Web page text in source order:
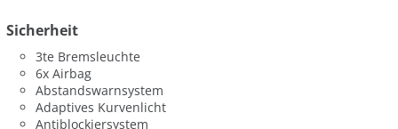
Sicherheit
3te Bremsleuchte
6x Airbag
Abstandswarnsystem
Adaptives Kurvenlicht
Antiblockiersystem